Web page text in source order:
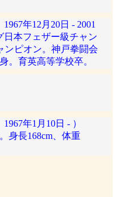
年12月20日 - 2001
日本フェザー級チャン
ンピオン。神戸拳闘会
。育英高等学校卒。
年1月10日 - ）
身長168cm、体重